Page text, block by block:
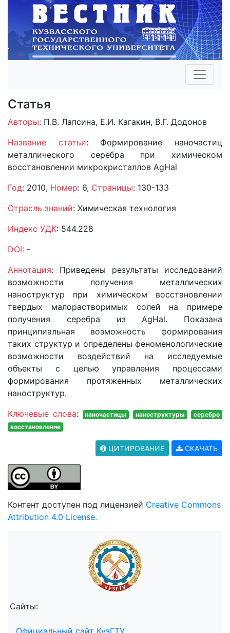
Статья
Авторы: П.В. Лапсина, Е.И. Кагакин, В.Г. Додонов
Название статьи: Формирование наночастиц
металлического серебра при химическом
восстановлении микрокристаллов AgHal
Год: 2010, Номер: 6, Страницы: 130-133
Отрасль знаний: Химическая технология
Индекс УДК: 544.228
DOI: -
Аннотация: Приведены результаты исследований
возможности получения металлических
наноструктур при химическом восстановлении
твердых малорастворимых солей на примере
получения серебра из AgHal. Показана
принципиальная возможность формирования
таких структур и определены феноменологические
возможности воздействий на исследуемые
объекты с целью управления процессами
формирования протяженных металлических
наноструктур.
Ключевые слова: наночастицы наноструктуры
серебро
восстановление
ЦИТИРОВАНИЕ СКАЧАТЬ
Контент доступен под лицензией Creative Commons
Attribution 4.0 License.
Сайты: